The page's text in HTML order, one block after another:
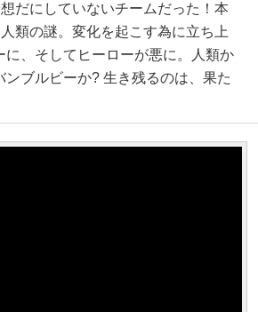
だにしていないチームだった！本
類の謎。変化を起こす為に立ち上
、そしてヒーローが悪に。人類か
ブルビーか? 生き残るのは、果た